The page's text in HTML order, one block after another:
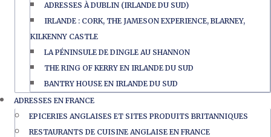
ADRESSES À DUBLIN (IRLANDE DU SUD)
IRLANDE : CORK, THE JAMESON EXPERIENCE, BLARNEY,
KILKENNY CASTLE
LA PÉNINSULE DE DINGLE AU SHANNON
THE RING OF KERRY EN IRLANDE DU SUD
BANTRY HOUSE EN IRLANDE DU SUD
ADRESSES EN FRANCE
EPICERIES ANGLAISES ET SITES PRODUITS BRITANNIQUES
RESTAURANTS DE CUISINE ANGLAISE EN FRANCE